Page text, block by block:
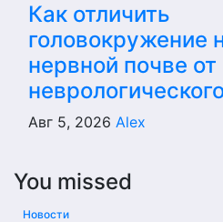
Как отличить
головокружение
нервной почве от
Авг 5, 2026 Alex
You missed
Новости